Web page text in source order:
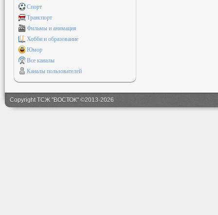
Спорт
Транспорт
Фильмы и анимация
Хобби и образование
Юмор
Все каналы
Каналы пользователей
Copyright ТСЖ "ВОСТОК" ©2013-2026